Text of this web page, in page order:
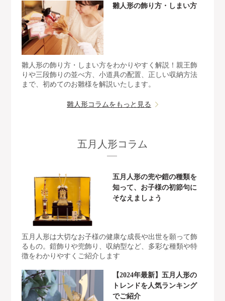
雛人形の飾り方・しまい方
雛人形の飾り方・しまい方をわかりやすく解説！親王飾
りや三段飾りの並べ方、小道具の配置、正しい収納方法
まで、初めてのお雛様を解説いたします。
雛人形コラムをもっと見る
五月人形コラム
五月人形の兜や鎧の種類を
知って、お子様の初節句に
そなえましょう
五月人形は大切なお子様の健康な成長や出世を願って飾
るもの。鎧飾りや兜飾り、収納型など、多彩な種類や特
徴をわかりやすくご紹介します
【2024年最新】五月人形の
トレンドを人気ランキング
でご紹介